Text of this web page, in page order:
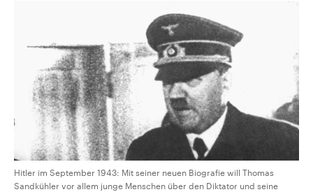
Hitler im September 1943: Mit seiner neuen Biografie will Thomas
Sandkühler vor allem junge Menschen über den Diktator und seine